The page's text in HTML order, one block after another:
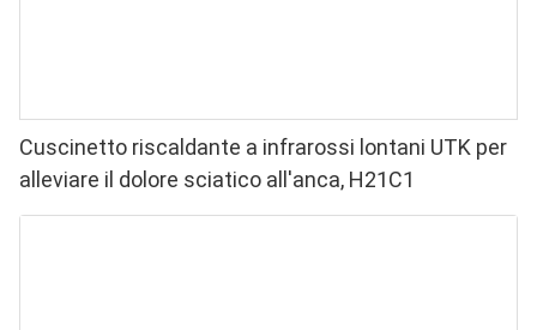
Cuscinetto riscaldante a infrarossi lontani UTK per
alleviare il dolore sciatico all'anca, H21C1